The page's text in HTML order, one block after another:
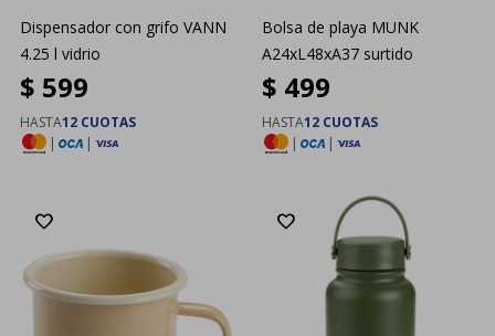
Dispensador con grifo VANN
4.25 l vidrio
$ 599
HASTA12 CUOTAS
|
|
Bolsa de playa MUNK
A24xL48xA37 surtido
$ 499
HASTA12 CUOTAS
|
|